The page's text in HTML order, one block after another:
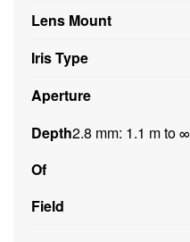
Lens Mount
Iris Type
Aperture
Depth
Of
Field
2.8 mm: 1.1 m to ∞